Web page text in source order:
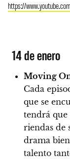
https://
14 de enero
Moving
Cada
que se
tendrá que
riendas de
drama
talento